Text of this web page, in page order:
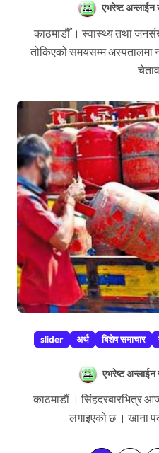
एभरेष्ट
काठमाडौँ । स्वास्थ्य तथा जनसंख्यामन्त्री भवानीप्रसाद खापुङले
तोकिएको समयसम्म अस्पतालमा
slider अर्थ बिशेष समाचार
एभरेष्ट
काठमाडौं । सिंहदरबारभित्र आजबाट ग्यास सिलिण्डर लैजान रोक
लगाइएको छ । खाना